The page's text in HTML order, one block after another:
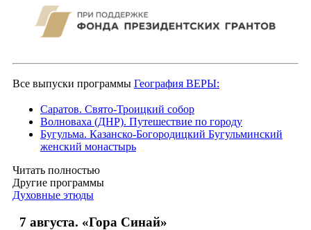
Все выпуски программы География ВЕРЫ:
Саратов. Свято-Троицкий собор
Волноваха (ДНР). Путешествие по городу
Бугульма. Казанско-Богородицкий Бугульминский
женский монастырь
Читать полностью
Другие программы
Духовные этюды
7 августа. «Гора Синай»